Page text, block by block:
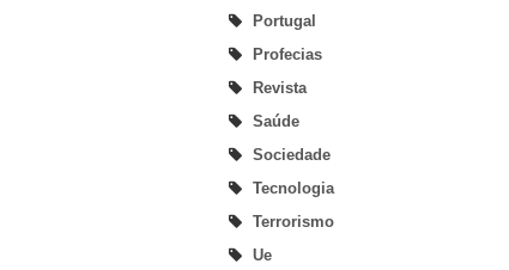
Portugal
Profecias
Revista
Saúde
Sociedade
Tecnologia
Terrorismo
Ue